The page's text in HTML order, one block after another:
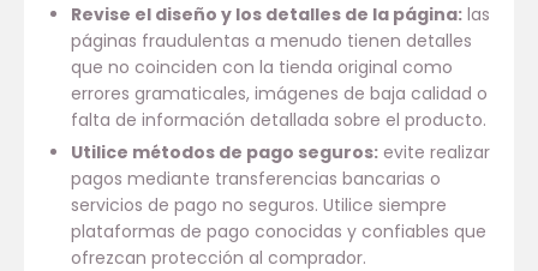
Revise el diseño y los detalles de la página:las
páginas fraudulentas a menudo tienen detalles
que no coinciden con la tienda original como
errores gramaticales, imágenes de baja calidad o
falta de información detallada sobre el producto.
Utilice métodos de pago seguros:evite realizar
pagos mediante transferencias bancarias o
servicios de pago no seguros. Utilice siempre
plataformas de pago conocidas y confiables que
ofrezcan protección al comprador.